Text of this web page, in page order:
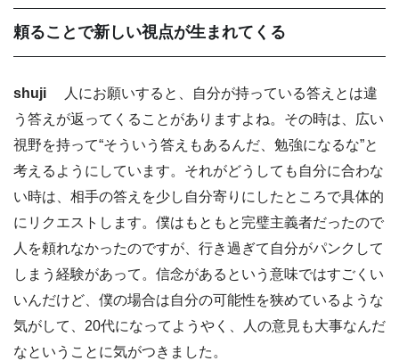
頼ることで新しい視点が生まれてくる
shuji 人にお願いすると、自分が持っている答えとは違
う答えが返ってくることがありますよね。その時は、広い
視野を持って“そういう答えもあるんだ、勉強になるな”と
考えるようにしています。それがどうしても自分に合わな
い時は、相手の答えを少し自分寄りにしたところで具体的
にリクエストします。僕はもともと完璧主義者だったので
人を頼れなかったのですが、行き過ぎて自分がパンクして
しまう経験があって。信念があるという意味ではすごくい
いんだけど、僕の場合は自分の可能性を狭めているような
気がして、20代になってようやく、人の意見も大事なんだ
なということに気がつきました。